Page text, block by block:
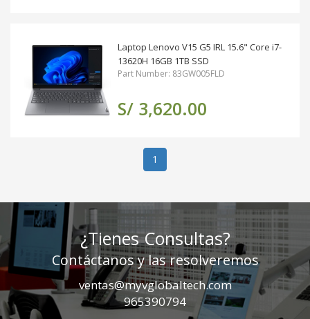
Laptop Lenovo V15 G5 IRL 15.6" Core i7-
13620H 16GB 1TB SSD
Part Number: 83GW005FLD
S/ 3,620.00
1
¿Tienes Consultas?
Contáctanos y las resolveremos
ventas@myvglobaltech.com
965390794